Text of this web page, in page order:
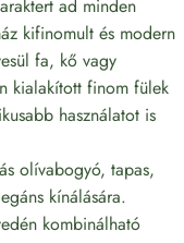
ad minden
kifinomult és modern
fa, kő vagy
kialakított finom fülek
használatot is
olívabogyó, tapas,
kínálására.
kombinálható